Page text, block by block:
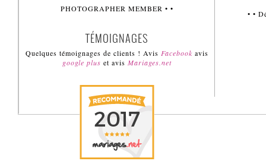
PHOTOGRAPHER MEMBER • •
TÉMOIGNAGES
Quelques témoignages de clients ! Avis Facebook avis
google plus et avis Mariages.net
• •